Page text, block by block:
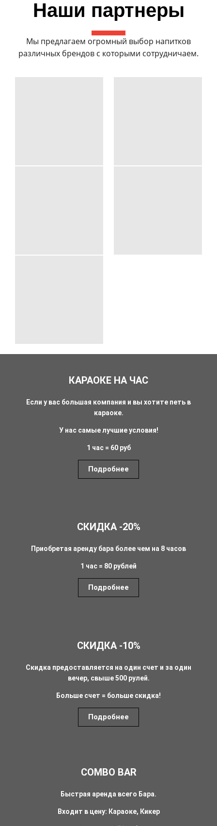
Наши партнеры
Мы предлагаем огромный выбор напитков
различных брендов с которыми сотрудничаем.
КАРАОКЕ НА ЧАС
Если у вас большая компания и вы хотите петь в
караоке.
У нас самые лучшие условия!
1 час = 60 руб
Подробнее
СКИДКА -20%
Приобретая аренду бара более чем на 8 часов
1 час = 80 рублей
Подробнее
СКИДКА -10%
Скидка предоставляется на один счет и за один
вечер, свыше 500 рулей.
Больше счет = больше скидка!
Подробнее
COMBO BAR
Быстрая аренда всего Бара.
Входит в цену: Караоке, Кикер